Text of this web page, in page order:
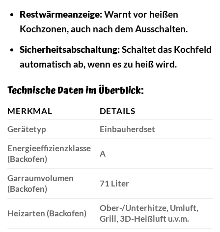
Restwärmeanzeige:Warnt vor heißen
Kochzonen, auch nach dem Ausschalten.
Sicherheitsabschaltung:Schaltet das Kochfeld
automatisch ab, wenn es zu heiß wird.
Technische Daten im Überblick:
MERKMAL
DETAILS
Gerätetyp
Einbauherdset
Energieeffizienzklasse
(Backofen)
A
Garraumvolumen
(Backofen)
71 Liter
Heizarten (Backofen)
Ober-/Unterhitze, Umluft,
Grill, 3D-Heißluft u.v.m.